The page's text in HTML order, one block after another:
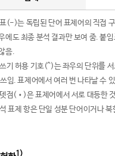
(-)는 독립된 단어 표제어의 직접 구
에도 최종 분석 결과만 보여 줌. 붙
음.
기 허용 기호(^)는 좌우의 단위를 서
임. 표제어에서 여러 번 나타날 수
점(•)은 표제어에서 서로 대등한
표제 항은 단일 성분 단어이거나 북
1)